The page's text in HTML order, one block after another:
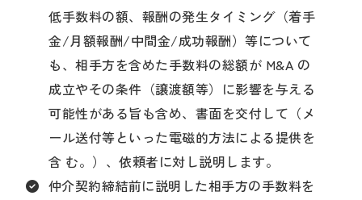
低手数料の額、報酬の発生タイミング（着手
金/月額報酬/中間金/成功報酬）等について
も、相手方を含めた手数料の総額が M&A の
成立やその条件（譲渡額等）に影響を与える
可能性がある旨も含め、書面を交付して（メ
ール送付等といった電磁的方法による提供を
含 む。）、依頼者に対し説明します。
仲介契約締結前に説明した相手方の手数料を